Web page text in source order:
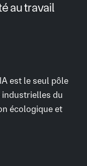
au travail
est le seul pôle
industrielles du
écologique et